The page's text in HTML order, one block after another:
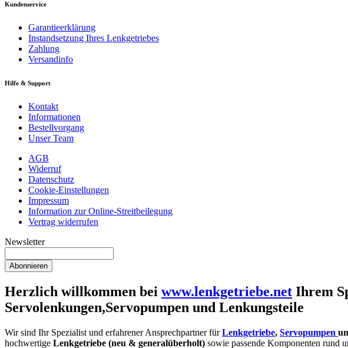
Kundenservice
Garantieerklärung
Instandsetzung Ihres Lenkgetriebes
Zahlung
Versandinfo
Hilfe & Support
Kontakt
Informationen
Bestellvorgang
Unser Team
AGB
Widerruf
Datenschutz
Cookie-Einstellungen
Impressum
Information zur Online-Streitbeilegung
Vertrag widerrufen
Newsletter
Abonnieren
Herzlich willkommen bei www.lenkgetriebe.net Ihrem
Servolenkungen,Servopumpen und Lenkungsteile
Wir sind Ihr Spezialist und erfahrener Ansprechpartner fürLenkgetriebe, Servopumpen
hochwertige Lenkgetriebe (neu & generalüberholt) sowie passende Komponenten rund